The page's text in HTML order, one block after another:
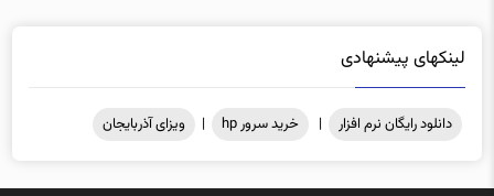
دانلود رایگان نرم افزار